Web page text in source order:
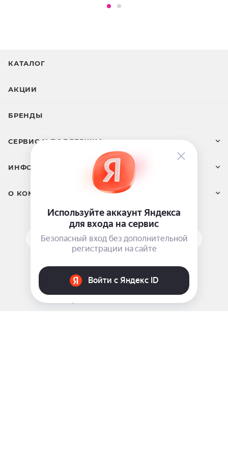
Ethylparaben, Propylparaben, Tocopheryl Acetate,
КАТАЛОГ
АКЦИИ
БРЕНДЫ
СЕРВИС И ПОДДЕРЖКА
ИНФОРМАЦИЯ
О КОМПАНИИ
ПОДПИСАТЬСЯ НА РАССЫЛКУ
ЗАДАТЬ ВОПРОС